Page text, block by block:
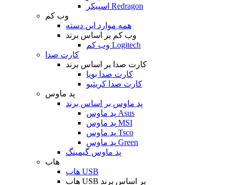
اسپیکر Redragon
وب کم
همه موارد این دسته
وب کم بر اساس برند
وب کم Logitech
کارت صدا
کارت صدا بر اساس برند
کارت صدا بویا
کارت صدا کریتیو
پد ماوس
پد ماوس بر اساس برند
پد ماوس Asus
پد ماوس MSI
پد ماوس Tsco
پد ماوس Green
پد ماوس گیمینگ
هاب
هاب USB
هاب USB بر اساس برند